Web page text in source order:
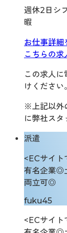
週休2日シ
暇
お仕事詳細
こちらの求
この求人
けください。
※上記以外
に弊社スタ
派遣
<ECサイト
有名企業◎
両立可◎
fuku45
<ECサイト